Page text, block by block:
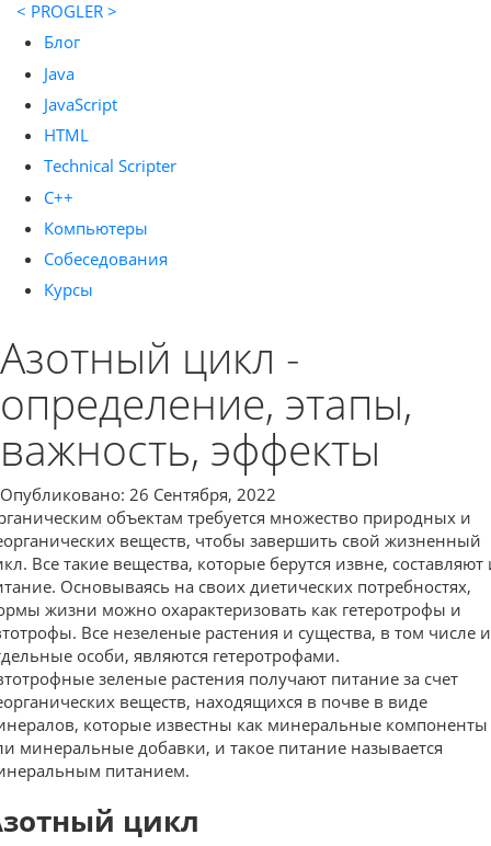
< PROGLER >
Блог
Java
JavaScript
HTML
Technical Scripter
C++
Компьютеры
Собеседования
Курсы
Азотный цикл -
определение, этапы,
важность, эффекты
Опубликовано: 26 Сентября, 2022
объектам требуется множество природных и
веществ, чтобы завершить свой жизненный
Все такие вещества, которые берутся извне, составляют
Основываясь на своих диетических потребностях,
жизни можно охарактеризовать как гетеротрофы и
Все незеленые растения и существа, в том числе и
особи, являются гетеротрофами.
зеленые растения получают питание за счет
веществ, находящихся в почве в виде
которые известны как минеральные компоненты
минеральные добавки, и такое питание называется
питанием.
цикл